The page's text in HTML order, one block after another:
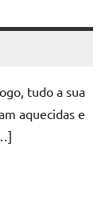
tudo a sua
aquecidas e